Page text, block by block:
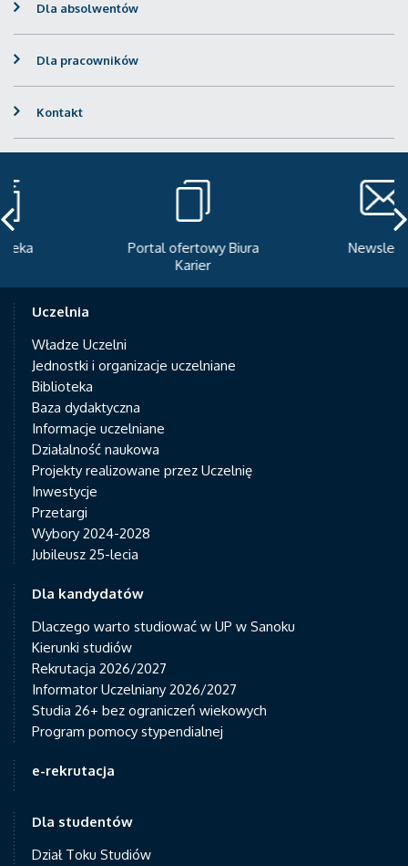
Dla absolwentów
Dla pracowników
Kontakt
Portal ofertowy Biura
Uczelnia
Władze Uczelni
Jednostki i organizacje uczelniane
Biblioteka
Baza dydaktyczna
Informacje uczelniane
Działalność naukowa
Projekty realizowane przez Uczelnię
Inwestycje
Przetargi
Wybory 2024-2028
Jubileusz 25-lecia
Dla kandydatów
Dlaczego warto studiować w UP w Sanoku
Kierunki studiów
Rekrutacja 2026/2027
Informator Uczelniany 2026/2027
Studia 26+ bez ograniczeń wiekowych
Program pomocy stypendialnej
e-rekrutacja
Dla studentów
Dział Toku Studiów